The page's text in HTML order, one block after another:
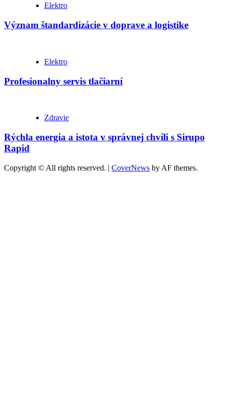
Elektro
Význam štandardizácie v doprave a logistike
Elektro
Profesionalny servis tlačiarní
Zdravie
Rýchla energia a istota v správnej chvíli s Sirupo
Rapid
Copyright © All rights reserved. | CoverNews by AF themes.